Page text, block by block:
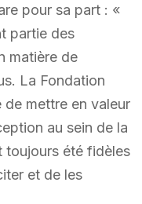
pour sa part : «
partie des
matière de
La Fondation
mettre en valeur
au sein de la
toujours été fidèles
et de les